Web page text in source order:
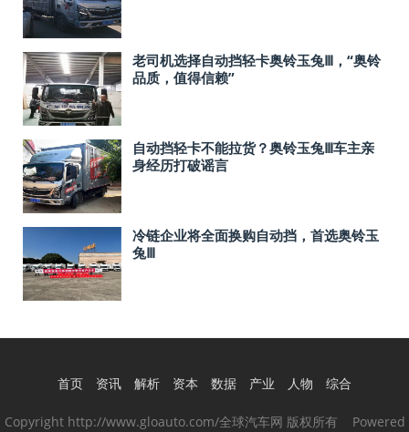
老司机选择自动挡轻卡奥铃玉兔Ⅲ，“奥铃
品质，值得信赖”
自动挡轻卡不能拉货？奥铃玉兔Ⅲ车主亲
身经历打破谣言
冷链企业将全面换购自动挡，首选奥铃玉
兔Ⅲ
首页 资讯 解析 资本 数据 产业 人物 综合
Copyright http://www.gloauto.com/全球汽车网 版权所有 Powered